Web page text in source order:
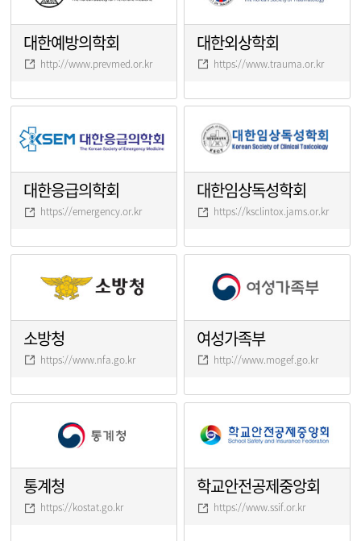
대한예방의학회
http://www.prevmed.or.kr
대한외상학회
https://www.trauma.or.kr
대한응급의학회
https://emergency.or.kr
대한임상독성학회
https://ksclintox.jams.or.kr
소방청
https://www.nfa.go.kr
여성가족부
http://www.mogef.go.kr
통계청
https://kostat.go.kr
학교안전공제중앙회
https://www.ssif.or.kr